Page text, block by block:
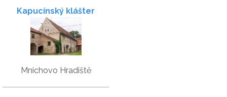
Kapucínský klášter
Mnichovo Hradiště